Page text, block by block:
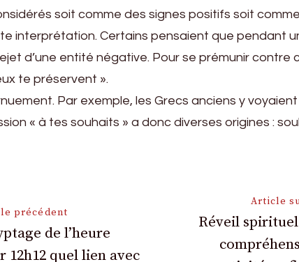
soit comme des signes positifs soit
interprétation. Certains pensaient que pendant
d’une entité négative. Pour se prémunir
te préservent ».
Par exemple, les Grecs anciens y
« à tes souhaits » a donc diverses origines :
précédent
de l’heure
12h12 quel lien avec
Article
Réveil spirituel